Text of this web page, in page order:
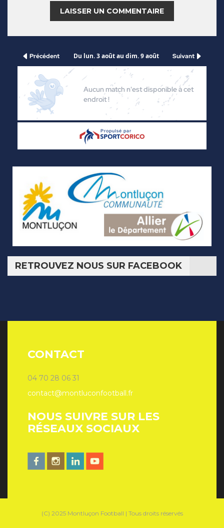
RETROUVEZ NOUS SUR FACEBOOK
CONTACT
04 70 28 06 31
contact@montluconfootball.fr
NOUS SUIVRE SUR LES
RÉSEAUX SOCIAUX
(C) 2025 Montluçon Football | Tous droits réservés